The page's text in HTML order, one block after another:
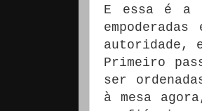
E essa é a
autoridade,
Primeiro
ser
à mesa